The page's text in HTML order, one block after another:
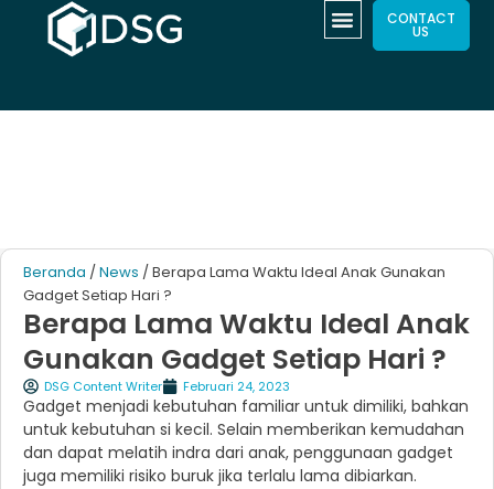
CONTACT
US
Beranda / News / Berapa Lama Waktu Ideal Anak Gunakan
Gadget Setiap Hari ?
Berapa Lama Waktu Ideal Anak
Gunakan Gadget Setiap Hari ?
DSG Content Writer Februari 24, 2023
Gadget menjadi kebutuhan familiar untuk dimiliki, bahkan
untuk kebutuhan si kecil. Selain memberikan kemudahan
dan dapat melatih indra dari anak, penggunaan gadget
juga memiliki risiko buruk jika terlalu lama dibiarkan.